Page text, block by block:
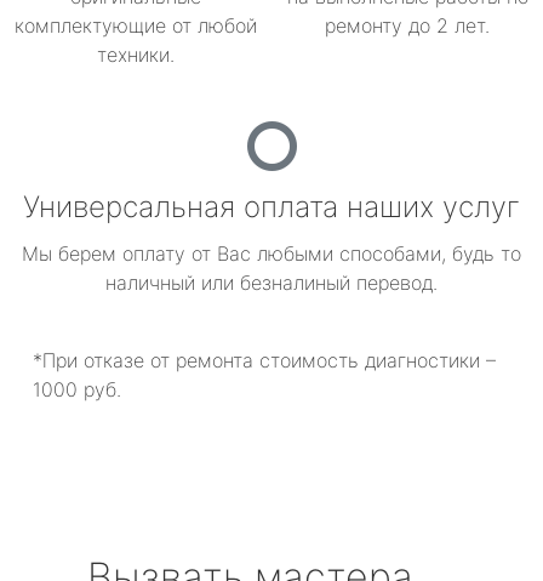
комплектующие от любой
техники.
ремонту до 2 лет.
Универсальная оплата наших услуг
Мы берем оплату от Вас любыми способами, будь то
наличный или безналиный перевод.
*При отказе от ремонта стоимость диагностики –
1000 руб.